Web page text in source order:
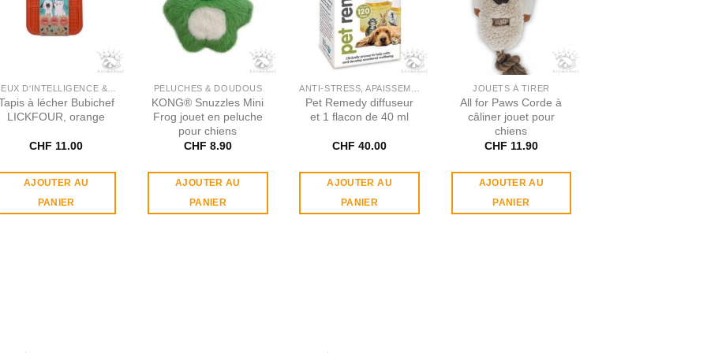
à lécher Bubichef
LICKFOUR, orange
CHF 11.00
AJOUTER AU
PANIER
PELUCHES & DOUDOUS
KONG® Snuzzles Mini
Frog jouet en peluche
pour chiens
CHF 8.90
AJOUTER AU
PANIER
Pet Remedy diffuseur
et 1 flacon de 40 ml
CHF 40.00
AJOUTER AU
PANIER
JOUETS À TIRER
All for Paws Corde à
câliner jouet pour
chiens
CHF 11.90
AJOUTER AU
PANIER